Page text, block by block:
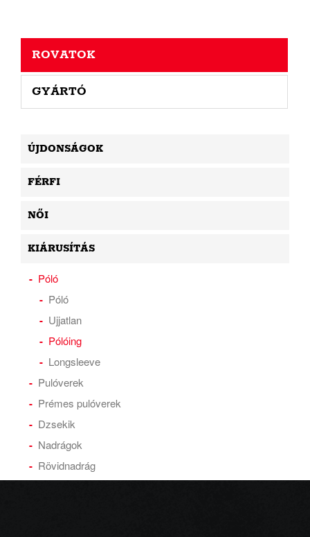
ROVATOK
GYÁRTÓ
ÚJDONSÁGOK
FÉRFI
NŐI
KIÁRUSÍTÁS
Póló
Póló
Ujjatlan
Pólóing
Longsleeve
Pulóverek
Prémes pulóverek
Dzsekik
Nadrágok
Rövidnadrág